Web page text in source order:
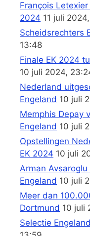
François
2024 11 juli
Scheidsrechters
13:48
Finale EK 2024
10 juli 2024,
Nederland
Engeland 10 juli
Memphis Depay
Engeland 10 juli
Opstellingen
EK 2024 10 juli
Arman
Engeland 10 juli
Meer dan
Dortmund 10 juli
Selectie